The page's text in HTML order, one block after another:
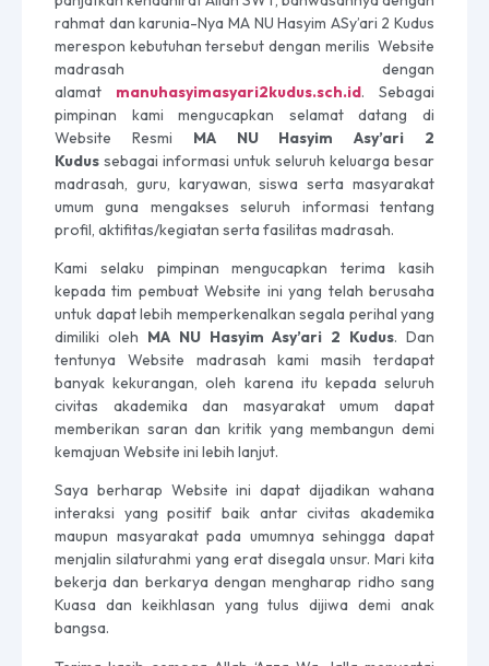
rahmat dan karunia-Nya MA NU Hasyim ASy’ari 2 Kudus
merespon kebutuhan tersebut dengan merilis Website
madrasah dengan
alamat manuhasyimasyari2kudus.sch.id. Sebagai
pimpinan kami mengucapkan selamat datang di
Website Resmi MA NU Hasyim Asy’ari 2
Kudus sebagai informasi untuk seluruh keluarga besar
madrasah, guru, karyawan, siswa serta masyarakat
umum guna mengakses seluruh informasi tentang
profil, aktifitas/kegiatan serta fasilitas madrasah.
Kami selaku pimpinan mengucapkan terima kasih
kepada tim pembuat Website ini yang telah berusaha
untuk dapat lebih memperkenalkan segala perihal yang
dimiliki oleh MA NU Hasyim Asy’ari 2 Kudus. Dan
tentunya Website madrasah kami masih terdapat
banyak kekurangan, oleh karena itu kepada seluruh
civitas akademika dan masyarakat umum dapat
memberikan saran dan kritik yang membangun demi
kemajuan Website ini lebih lanjut.
Saya berharap Website ini dapat dijadikan wahana
interaksi yang positif baik antar civitas akademika
maupun masyarakat pada umumnya sehingga dapat
menjalin silaturahmi yang erat disegala unsur. Mari kita
bekerja dan berkarya dengan mengharap ridho sang
Kuasa dan keikhlasan yang tulus dijiwa demi anak
bangsa.